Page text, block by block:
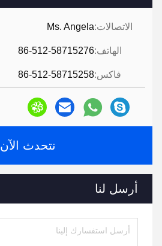
الاتصالات:Ms. Angela
الهاتف:86-512-58715276
فاكس:86-512-58715258
نتحدث الآن
أرسل لنا